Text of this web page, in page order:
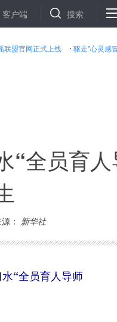
世界中学生中文比赛斯里兰卡
客户端 搜索
联盟官网正式上线 驱走"心灵感
全员育人
： 新华社
“全员育人导师